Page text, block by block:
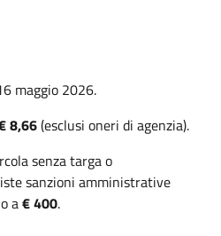
maggio 2026.
8,66(esclusi oneri di agenzia).
senza targa o
sanzioni amministrative
a€ 400.